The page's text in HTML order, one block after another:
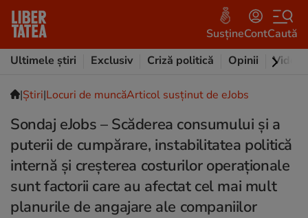
SusțineContCaută
Ultimele știri
Exclusiv Criză politică Opinii Video
|Ştiri|Locuri de muncăArticol susținut de eJobs
Sondaj eJobs – Scăderea consumului și a
puterii de cumpărare, instabilitatea politică
internă și creșterea costurilor operaționale
sunt factorii care au afectat cel mai mult
planurile de angajare ale companiilor